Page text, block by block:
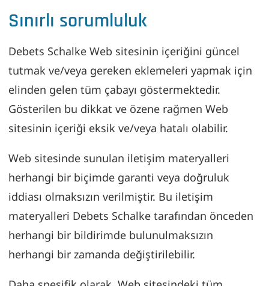
Sınırlı sorumluluk
Debets Schalke Web sitesinin içeriğini güncel
tutmak ve/veya gereken eklemeleri yapmak için
elinden gelen tüm çabayı göstermektedir.
Gösterilen bu dikkat ve özene rağmen Web
sitesinin içeriği eksik ve/veya hatalı olabilir.
Web sitesinde sunulan iletişim materyalleri
herhangi bir biçimde garanti veya doğruluk
iddiası olmaksızın verilmiştir. Bu iletişim
materyalleri Debets Schalke tarafından önceden
herhangi bir bildirimde bulunulmaksızın
herhangi bir zamanda değiştirilebilir.